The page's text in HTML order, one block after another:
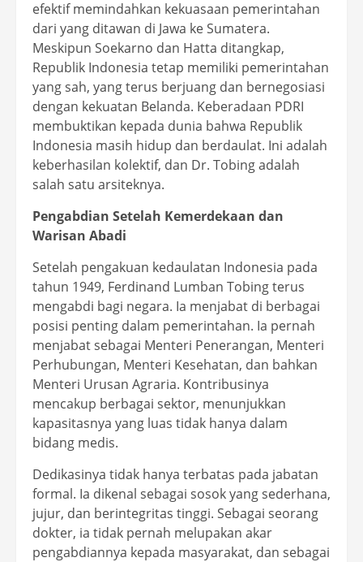
efektif memindahkan kekuasaan pemerintahan
dari yang ditawan di Jawa ke Sumatera.
Meskipun Soekarno dan Hatta ditangkap,
Republik Indonesia tetap memiliki pemerintahan
yang sah, yang terus berjuang dan bernegosiasi
dengan kekuatan Belanda. Keberadaan PDRI
membuktikan kepada dunia bahwa Republik
Indonesia masih hidup dan berdaulat. Ini adalah
keberhasilan kolektif, dan Dr. Tobing adalah
salah satu arsiteknya.
Pengabdian Setelah Kemerdekaan dan
Warisan Abadi
Setelah pengakuan kedaulatan Indonesia pada
tahun 1949, Ferdinand Lumban Tobing terus
mengabdi bagi negara. Ia menjabat di berbagai
posisi penting dalam pemerintahan. Ia pernah
menjabat sebagai Menteri Penerangan, Menteri
Perhubungan, Menteri Kesehatan, dan bahkan
Menteri Urusan Agraria. Kontribusinya
mencakup berbagai sektor, menunjukkan
kapasitasnya yang luas tidak hanya dalam
bidang medis.
Dedikasinya tidak hanya terbatas pada jabatan
formal. Ia dikenal sebagai sosok yang sederhana,
jujur, dan berintegritas tinggi. Sebagai seorang
dokter, ia tidak pernah melupakan akar
pengabdiannya kepada masyarakat, dan sebagai